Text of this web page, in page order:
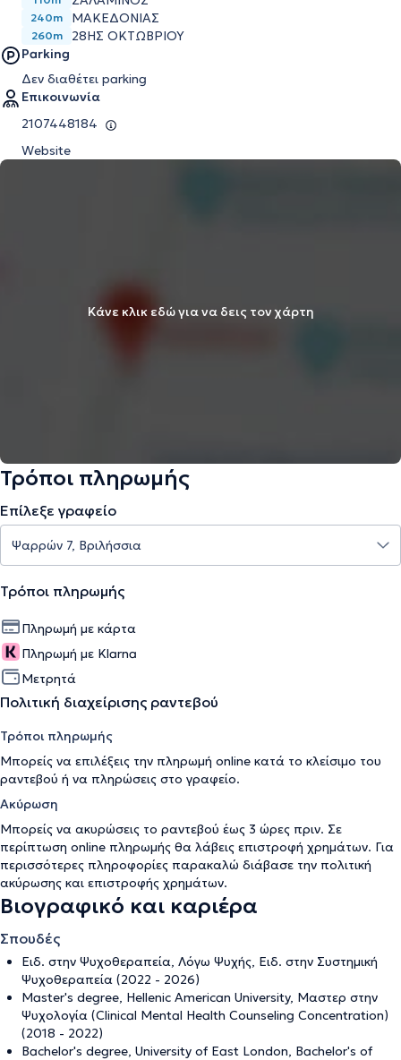
240m ΜΑΚΕΔΟΝΙΑΣ
260m
28ΗΣ ΟΚΤΩΒΡΙΟΥ
Parking
Δεν διαθέτει parking
Επικοινωνία
2107448184
Website
Κάνε κλικ εδώ για να δεις τον χάρτη
Τρόποι πληρωμής
Επίλεξε γραφείο
Τρόποι πληρωμής
Πληρωμή με κάρτα
Πληρωμή με Klarna
Μετρητά
Πολιτική διαχείρισης ραντεβού
Τρόποι πληρωμής
Μπορείς να επιλέξεις την πληρωμή online κατά το κλείσιμο του
ραντεβού ή να πληρώσεις στο γραφείο.
Ακύρωση
Μπορείς να ακυρώσεις το ραντεβού έως 3 ώρες πριν. Σε
περίπτωση online πληρωμής θα λάβεις επιστροφή χρημάτων. Για
περισσότερες πληροφορίες παρακαλώ διάβασε την πολιτική
ακύρωσης και επιστροφής χρημάτων.
Βιογραφικό και καριέρα
Σπουδές
Ειδ. στην Ψυχοθεραπεία, Λόγω Ψυχής, Ειδ. στην Συστημική
Ψυχοθεραπεία (2022 - 2026)
Master's degree, Hellenic American University, Μαστερ στην
Ψυχολογία (Clinical Mental Health Counseling Concentration)
(2018 - 2022)
Bachelor's degree, University of East London, Bachelor's of